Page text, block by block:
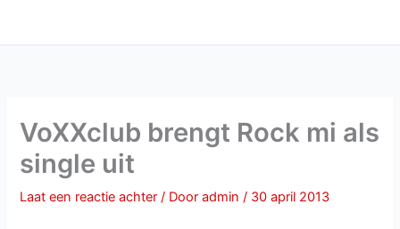
VoXXclub brengt Rock mi als
single uit
Laat een reactie achter / Dooradmin/ 30 april 2013